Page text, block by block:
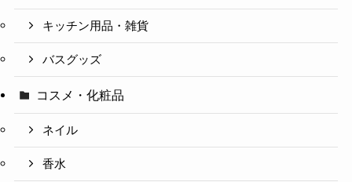
キッチン用品・雑貨
バスグッズ
コスメ・化粧品
ネイル
香水